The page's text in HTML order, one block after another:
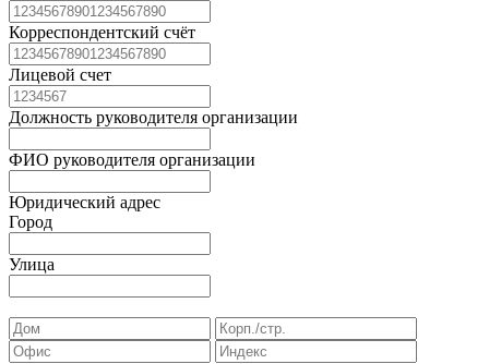
Корреспондентский счёт
Лицевой счет
Должность руководителя организации
ФИО руководителя организации
Юридический адрес
Город
Улица